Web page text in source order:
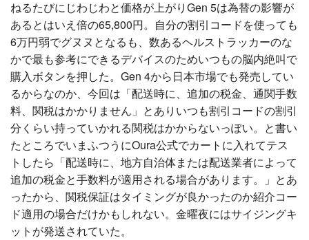
ねるたびにじわじわと価格が上がりGen 5は為替の影響が
あるとはいえ倍の65,800円。自分の割引コードを使っても
6万円弱でグヌヌとなるも、数あるヘルストラッカーのな
かで最も参考にできるデバイスのためいつもの脳内絶叫で
購入ボタンを押した。Gen 4から日本市場でも発売してい
るからなのか、今回は「配送時に、追加の税金、通関手数
料、関税はかかりません」とありいつも割引コードの割引
分くらい持っていかれる関税はかからないっぽい。と書い
たところでいまふつうにOura公式でカートに入れてテス
トしたら「配送時に、地方自治体または配送業者によって
追加の税金と手数料が適用される場合があります。」とあ
ったから、関税保証はタイミングが良かったのか紹介コー
ド適用の場合だけかもしれない。金曜夜にはサイジングキ
ットが発送されていた。